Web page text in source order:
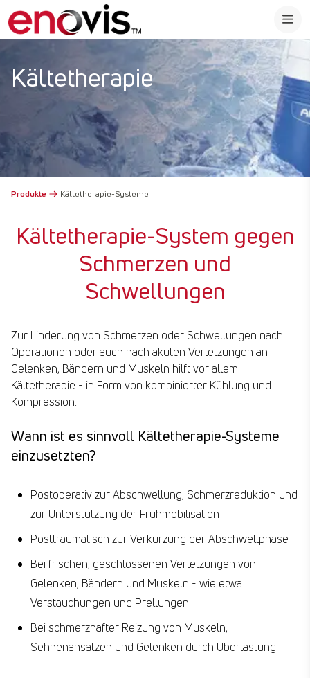
Kältetherapie
Produkte Kältetherapie-Systeme
Kältetherapie-System gegen
Schmerzen und
Schwellungen
Zur Linderung von Schmerzen oder Schwellungen nach
Operationen oder auch nach akuten Verletzungen an
Gelenken, Bändern und Muskeln hilft vor allem
Kältetherapie - in Form von kombinierter Kühlung und
Kompression.
Wann ist es sinnvoll Kältetherapie-Systeme
einzusetzten?
Postoperativ zur Abschwellung, Schmerzreduktion und
zur Unterstützung der Frühmobilisation
Posttraumatisch zur Verkürzung der Abschwellphase
Bei frischen, geschlossenen Verletzungen von
Gelenken, Bändern und Muskeln - wie etwa
Verstauchungen und Prellungen
Bei schmerzhafter Reizung von Muskeln,
Sehnenansätzen und Gelenken durch Überlastung